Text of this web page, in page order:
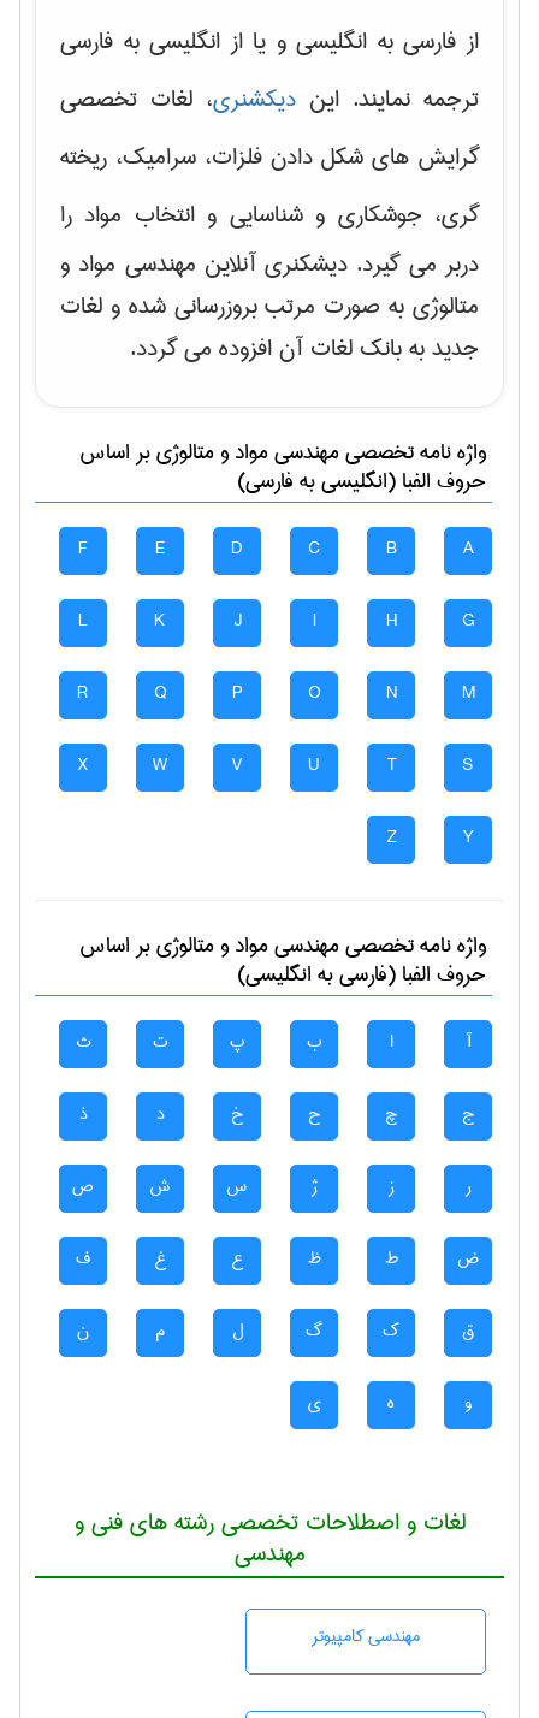
از فارسی به انگلیسی و یا از انگلیسی به فارسی
ترجمه نمایند. این دیکشنری، لغات تخصصی
گرایش های شکل دادن فلزات، سرامیک، ریخته
گری، جوشکاری و شناسایی و انتخاب مواد را
دربر می گیرد. دیشکنری آنلاین مهندسی مواد و
متالوژی به صورت مرتب بروزرسانی شده و لغات
جدید به بانک لغات آن افزوده می گردد.
واژه نامه تخصصیمهندسی مواد و متالوژیبر اساس
حروف الفبا (انگلیسی به فارسی)
A
B
C
D
E
F
G
H
I
J
K
L
M
N
O
P
Q
R
S
T
U
V
W
X
Y
Z
واژه نامه تخصصیمهندسی مواد و متالوژیبر اساس
حروف الفبا (فارسی به انگلیسی)
آ ا ب پ ت ث
ج چ ح خ د ذ
ر ز ژ س ش ص
ض ط ظ ع غ ف
ق ک گ ل م ن
و ه ی
لغات و اصطلاحات تخصصی رشته های فنی و
مهندسی
مهندسی كامپيوتر